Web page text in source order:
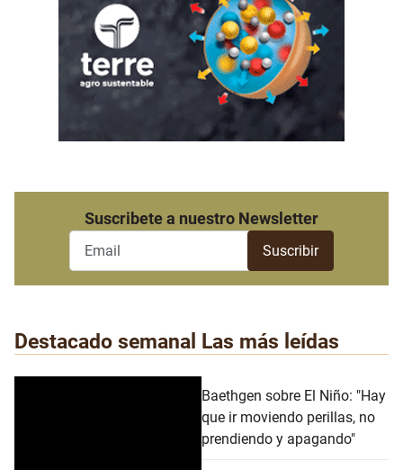
Suscribete a nuestro Newsletter
Destacado semanal Las más leídas
Baethgen sobre El Niño: "Hay
que ir moviendo perillas, no
prendiendo y apagando"